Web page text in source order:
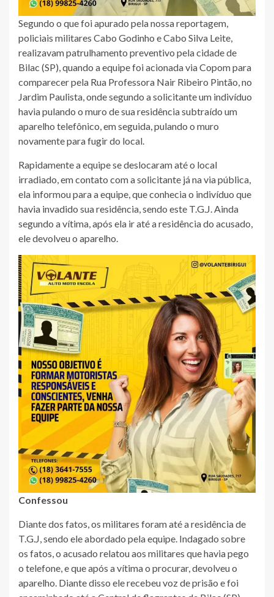
Segundo o que foi apurado pela nossa reportagem,
policiais militares Cabo Godinho e Cabo Silva Leite,
realizavam patrulhamento preventivo pela cidade de
Bilac (SP), quando a equipe foi acionada via Copom para
comparecer pela Rua Professora Nair Ribeiro Pintão, no
Jardim Paulista, onde segundo a solicitante um indivíduo
havia pulando o muro de sua residência subtraído um
aparelho telefônico, em seguida, pulando o muro
novamente para fugir do local.
Rapidamente a equipe se deslocaram até o local
irradiado, em contato com a solicitante já na via pública,
ela informou para a equipe, que conhecia o indivíduo que
havia invadido sua residência, sendo este T.G.J. Ainda
segundo a vítima, após ela ir até a residência do acusado,
ele devolveu o aparelho.
Confessou
Diante dos fatos, os militares foram até a residência de
T.G.J, sendo ele abordado pela equipe. Indagado sobre
os fatos, o acusado relatou aos militares que havia pego
o telefone, e que após a vítima o procurar, devolveu o
aparelho. Diante disso ele recebeu voz de prisão e foi